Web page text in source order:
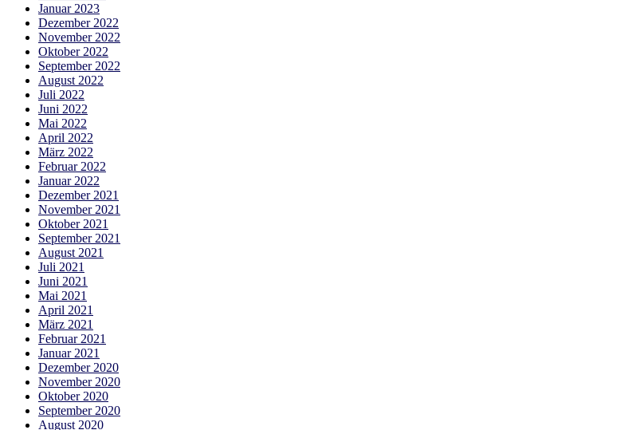
Januar 2023
Dezember 2022
November 2022
Oktober 2022
September 2022
August 2022
Juli 2022
Juni 2022
Mai 2022
April 2022
März 2022
Februar 2022
Januar 2022
Dezember 2021
November 2021
Oktober 2021
September 2021
August 2021
Juli 2021
Juni 2021
Mai 2021
April 2021
März 2021
Februar 2021
Januar 2021
Dezember 2020
November 2020
Oktober 2020
September 2020
August 2020